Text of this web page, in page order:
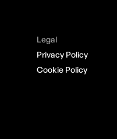
Legal
Privacy Policy
Cookie Policy